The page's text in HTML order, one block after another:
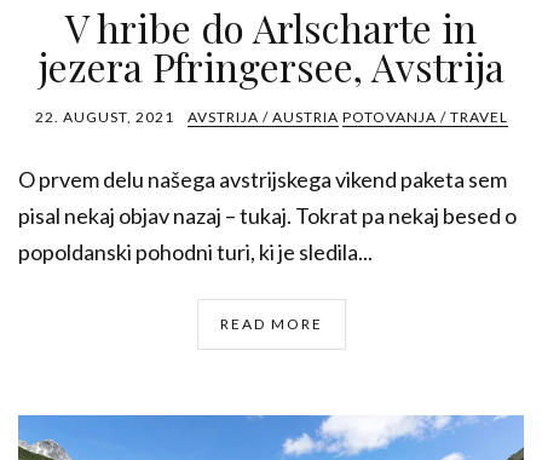
V hribe do Arlscharte in
jezera Pfringersee, Avstrija
22. AUGUST, 2021 AVSTRIJA / AUSTRIA POTOVANJA / TRAVEL
O prvem delu našega avstrijskega vikend paketa sem
pisal nekaj objav nazaj – tukaj. Tokrat pa nekaj besed o
popoldanski pohodni turi, ki je sledila...
READ MORE